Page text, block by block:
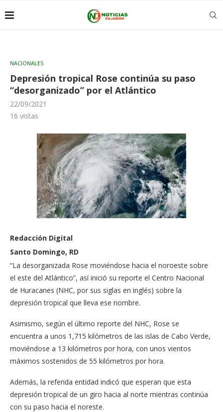
NACIONALES
Depresión tropical Rose continúa su paso
“desorganizado” por el Atlántico
22/09/2021
16 vistas
Redacción Digital
Santo Domingo, RD
“La desorganizada Rose moviéndose hacia el noroeste sobre
el este del Atlántico”, así inició su reporte el Centro Nacional
de Huracanes (NHC, por sus siglas en inglés) sobre la
depresión tropical que lleva ese nombre.
Asimismo, según el último reporte del NHC, Rose se
encuentra a unos 1,715 kilómetros de las islas de Cabo Verde,
moviéndose a 13 kilómetros por hora, con unos vientos
máximos sostenidos de 55 kilómetros por hora.
Además, la referida entidad indicó que esperan que esta
depresión tropical de un giro hacia al norte mientras continúa
con su paso hacia el noreste.